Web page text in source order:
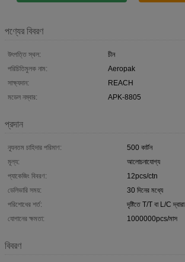
পণ্যের বিবরণ
উৎপত্তি স্থল:
চীন
পরিচিতিমুলক নাম:
Aeropak
সাক্ষ্যদান:
REACH
মডেল নম্বার:
APK-8805
প্রদান
ন্যূনতম চাহিদার পরিমাণ:
500 কার্টন
মূল্য:
আলোচনাযোগ্য
প্যাকেজিং বিবরণ:
12pcs/ctn
ডেলিভারি সময়:
30 দিনের মধ্যে
পরিশোধের শর্ত:
দৃষ্টিতে T/T বা L/C দ্বারা
যোগানের ক্ষমতা:
1000000pcs/মাস
বিবরণ